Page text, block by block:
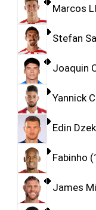
Marcos
Stefan
Joaquin
Yannick
Edin
Fabinho
James